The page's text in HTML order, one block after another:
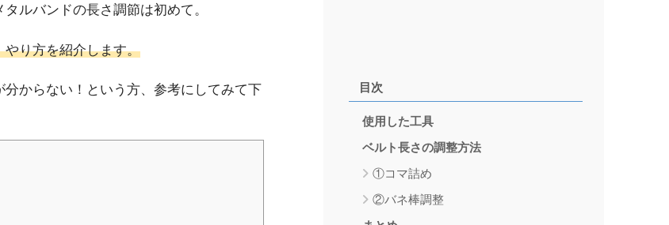
ルバンドの長さ調節は初めて。
り方を紹介します。
からない！という方、参考にしてみて下
目次
使用した工具
ベルト長さの調整方法
①コマ詰め
②バネ棒調整